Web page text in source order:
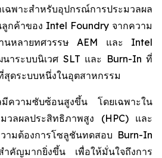
พาะสำหรับอุปกรณ์การประมวลผล
ลูกค้าของ Intel Foundry จากความ
านหลายทศวรรษ AEM และ Intel
าระบบนิเวศ SLT และ Burn-In ที่
ดระบบหนึ่งในอุตสาหกรรม
ความซับซ้อนสูงขึ้น โดยเฉพาะใน
มวลผลประสิทธิภาพสูง (HPC) และ
มต้องการโซลูชันทดสอบ Burn-In
คัญมากยิ่งขึ้น เพื่อให้มั่นใจถึงการ